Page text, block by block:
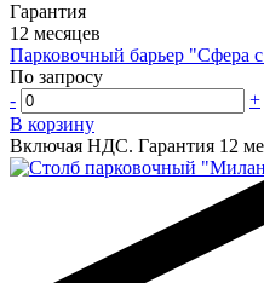
Гарантия
12 месяцев
Парковочный барьер "Сфера
По запросу
-
+
В корзину
Включая НДС. Гарантия 12